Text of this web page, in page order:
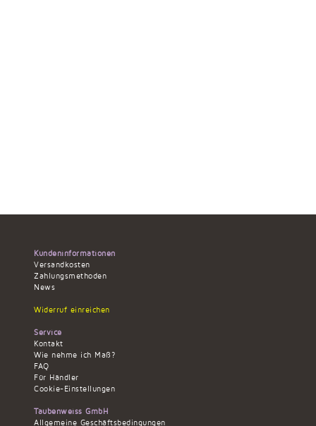
Kundeninformationen
Versandkosten
Zahlungsmethoden
News
Widerruf einreichen
Service
Kontakt
Wie nehme ich Maß?
FAQ
Für Händler
Cookie-Einstellungen
Taubenweiss GmbH
Allgemeine Geschäftsbedingungen